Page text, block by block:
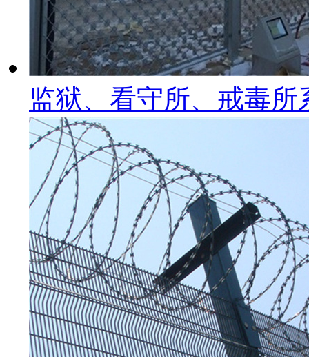
监狱、看守所、戒毒